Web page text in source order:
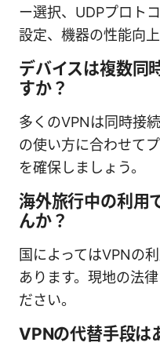
ー選択、UDPプロト
設定、機器の性能向上
デバイスは複数同
すか？
多くのVPNは同時接
の使い方に合わせて
を確保しましょう。
海外旅行中の利用
んか？
国によってはVPNの
あります。現地の法
ださい。
VPNの代替手段は